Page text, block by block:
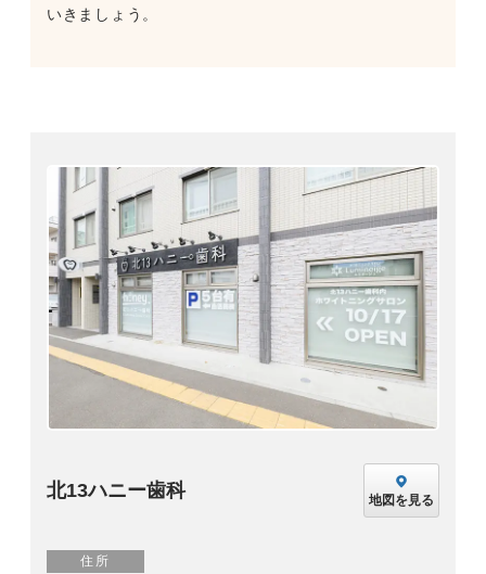
いきましょう。
北13ハニー歯科 地図を見る
住所